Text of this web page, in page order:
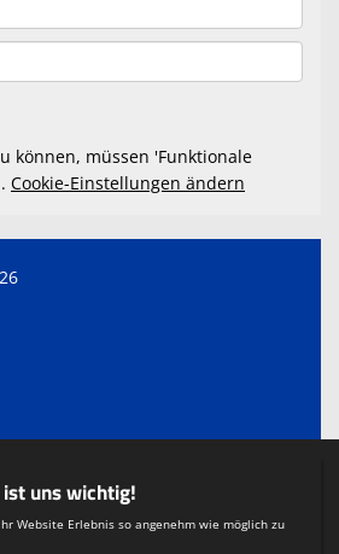
können, müssen 'Funktionale
Cookie-Einstellungen ändern